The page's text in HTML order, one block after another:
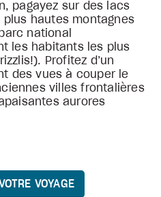
pagayez sur des lacs
hautes montagnes
national
les habitants les plus
Profitez d’un
des vues à couper le
villes frontalières
aurores
VOYAGE